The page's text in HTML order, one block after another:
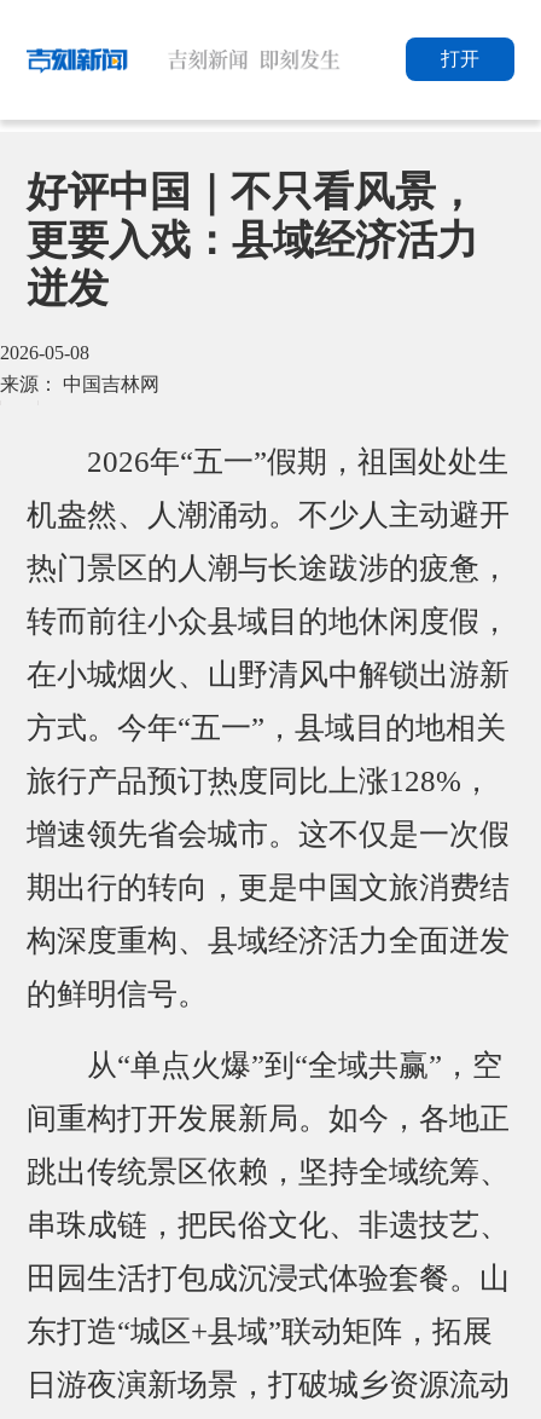
打开
好评中国｜不只看风景，
更要入戏：县域经济活力
迸发
2026-05-08
来源： 中国吉林网
2026年“五一”假期，祖国处处生
机盎然、人潮涌动。不少人主动避开
热门景区的人潮与长途跋涉的疲惫，
转而前往小众县域目的地休闲度假，
在小城烟火、山野清风中解锁出游新
方式。今年“五一”，县域目的地相关
旅行产品预订热度同比上涨128%，
增速领先省会城市。这不仅是一次假
期出行的转向，更是中国文旅消费结
构深度重构、县域经济活力全面迸发
的鲜明信号。
从“单点火爆”到“全域共赢”，空
间重构打开发展新局。如今，各地正
跳出传统景区依赖，坚持全域统筹、
串珠成链，把民俗文化、非遗技艺、
田园生活打包成沉浸式体验套餐。山
东打造“城区+县域”联动矩阵，拓展
日游夜演新场景，打破城乡资源流动